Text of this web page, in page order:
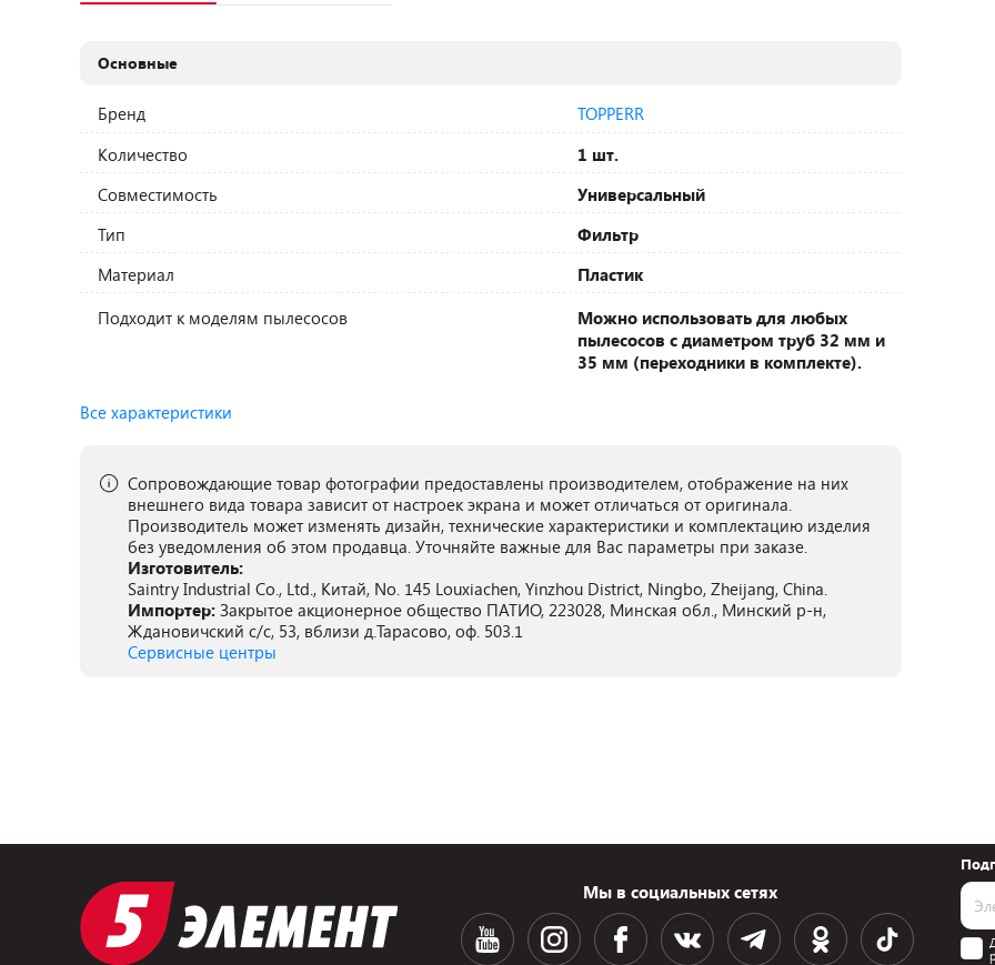
Основные
Бренд
TOPPERR
Количество
1 шт.
Совместимость
Универсальный
Тип
Фильтр
Материал
Пластик
Подходит к моделям пылесосов
Можно использовать для любых
пылесосов с диаметром труб 32 мм и
35 мм (переходники в комплекте).
Все характеристики
Сопровождающие товар фотографии предоставлены производителем, отображение на них
внешнего вида товара зависит от настроек экрана и может отличаться от оригинала.
Производитель может изменять дизайн, технические характеристики и комплектацию изделия
без уведомления об этом продавца. Уточняйте важные для Вас параметры при заказе.
Изготовитель:
Saintry Industrial Co., Ltd., Китай, No. 145 Louxiachen, Yinzhou District, Ningbo, Zheijang, China.
Импортер: Закрытое акционерное общество ПАТИО, 223028, Минская обл., Минский р-н,
Ждановичский с/с, 53, вблизи д.Тарасово, оф. 503.1
Сервисные центры
Мы в социальных сетях